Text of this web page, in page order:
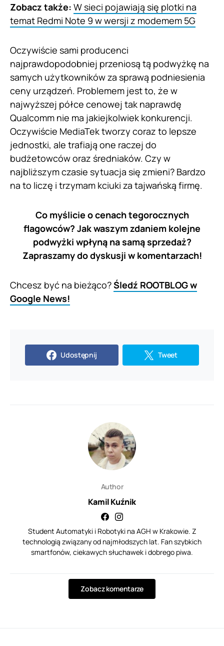
Zobacz także: W sieci pojawiają się plotki na
temat Redmi Note 9 w wersji z modemem 5G
Oczywiście sami producenci
najprawdopodobniej przeniosą tą podwyżkę na
samych użytkowników za sprawą podniesienia
ceny urządzeń. Problemem jest to, że w
najwyższej półce cenowej tak naprawdę
Qualcomm nie ma jakiejkolwiek konkurencji.
Oczywiście MediaTek tworzy coraz to lepsze
jednostki, ale trafiają one raczej do
budżetowców oraz średniaków. Czy w
najbliższym czasie sytuacja się zmieni? Bardzo
na to liczę i trzymam kciuki za tajwańską firmę.
Co myślicie o cenach tegorocznych
flagowców? Jak waszym zdaniem kolejne
podwyżki wpłyną na samą sprzedaż?
Zapraszamy do dyskusji w komentarzach!
Chcesz być na bieżąco?Śledź ROOTBLOG w
Google News!
Udostępnij Tweet
Author
Kamil Kuźnik
Student Automatyki i Robotyki na AGH w Krakowie. Z
technologią związany od najmłodszych lat. Fan szybkich
smartfonów, ciekawych słuchawek i dobrego piwa.
Zobacz komentarze